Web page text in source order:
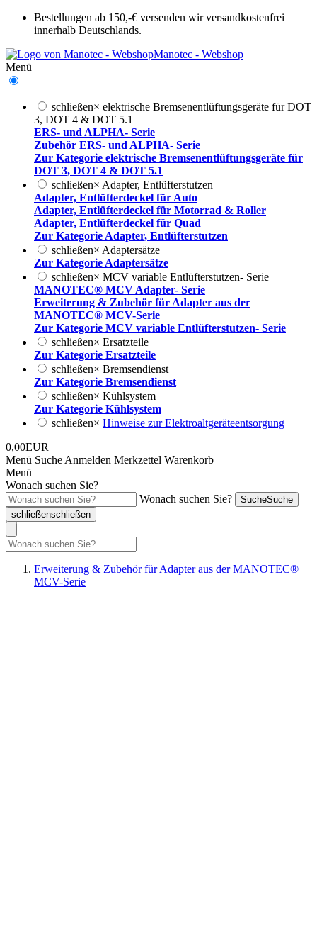
Bestellungen ab 150,-€ versenden wir versandkostenfrei
innerhalb Deutschlands.
Manotec - Webshop
Menü
schließen× elektrische Bremsenentlüftungsgeräte für DOT
3, DOT 4 & DOT 5.1
ERS- und ALPHA- Serie
Zubehör ERS- und ALPHA- Serie
Zur Kategorie elektrische Bremsenentlüftungsgeräte für
DOT 3, DOT 4 & DOT 5.1
schließen× Adapter, Entlüfterstutzen
Adapter, Entlüfterdeckel für Auto
Adapter, Entlüfterdeckel für Motorrad & Roller
Adapter, Entlüfterdeckel für Quad
Zur Kategorie Adapter, Entlüfterstutzen
schließen× Adaptersätze
Zur Kategorie Adaptersätze
schließen× MCV variable Entlüfterstutzen- Serie
MANOTEC® MCV Adapter- Serie
Erweiterung & Zubehör für Adapter aus der
MANOTEC® MCV-Serie
Zur Kategorie MCV variable Entlüfterstutzen- Serie
schließen× Ersatzteile
Zur Kategorie Ersatzteile
schließen× Bremsendienst
Zur Kategorie Bremsendienst
schließen× Kühlsystem
Zur Kategorie Kühlsystem
schließen× Hinweise zur Elektroaltgeräteentsorgung
0,00EUR
Menü Suche Anmelden Merkzettel Warenkorb
Menü
Wonach suchen Sie?
Wonach suchen Sie?
SucheSuche
schließenschließen
Erweiterung & Zubehör für Adapter aus der MANOTEC®
MCV-Serie